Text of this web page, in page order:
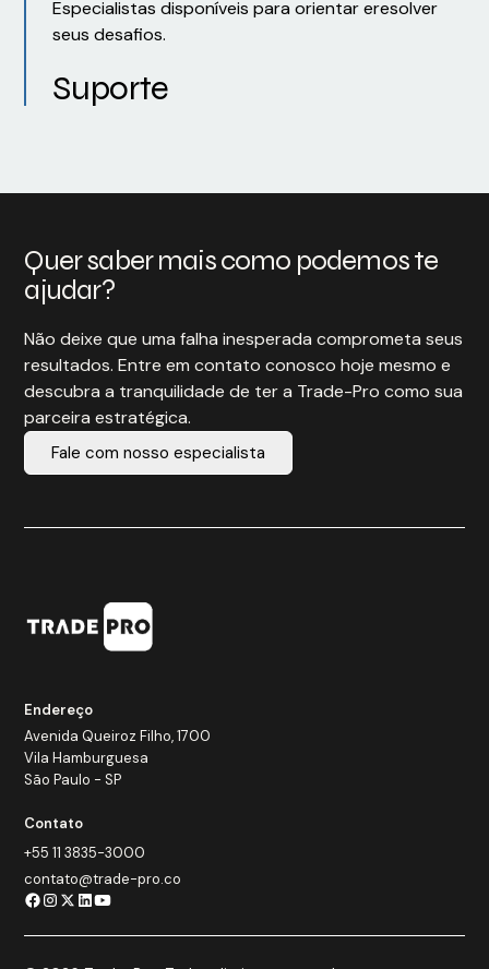
Especialistas disponíveis para orientar eresolver
seus desafios.
Suporte
Quer saber mais como podemos te
ajudar?
Não deixe que uma falha inesperada comprometa seus
resultados. Entre em contato conosco hoje mesmo e
descubra a tranquilidade de ter a Trade-Pro como sua
parceira estratégica.
Fale com nosso especialista
Endereço
Avenida Queiroz Filho, 1700
Vila Hamburguesa
São Paulo - SP
Contato
+55 11 3835-3000
contato@trade-pro.co